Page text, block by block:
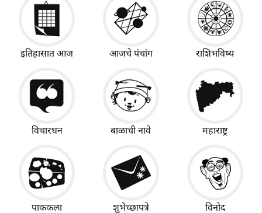
इतिहासात आज आजचे पंचांग राशिभविष्य
विचारधन बाळाची नावे महाराष्ट्र
पाककला शुभेच्छापत्रे विनोद